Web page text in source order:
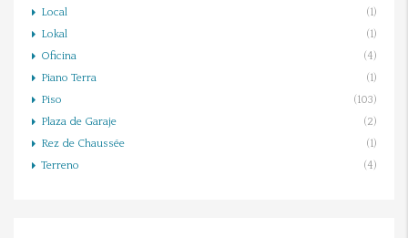
Local
(1)
Lokal
(1)
Oficina
(4)
Piano Terra
(1)
Piso
(103)
Plaza de Garaje
(2)
Rez de Chaussée
(1)
Terreno
(4)